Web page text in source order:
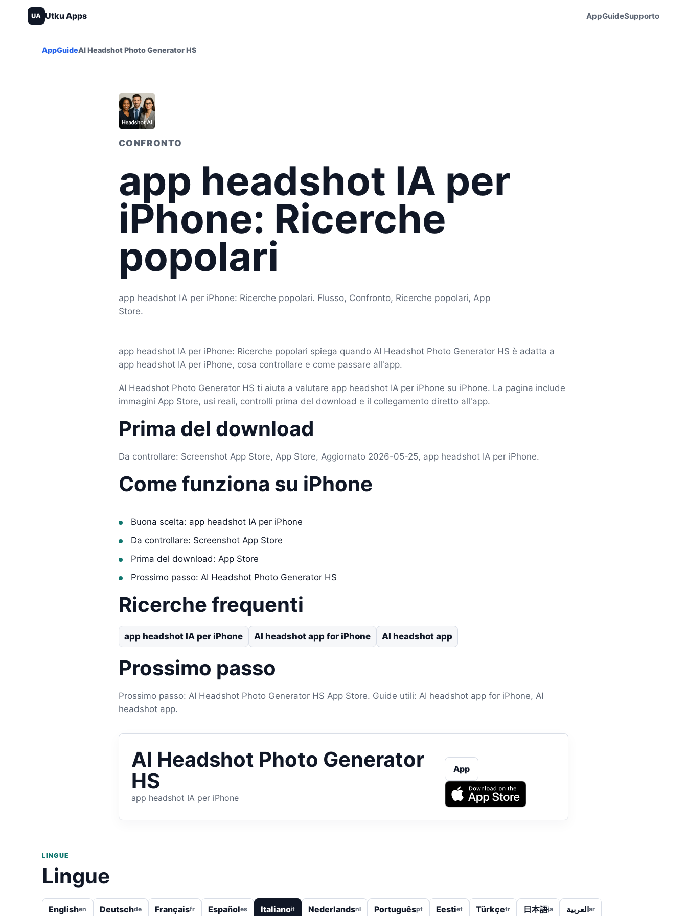
UA Utku Apps AppGuideSupporto
AppGuideAI Headshot Photo Generator HS
CONFRONTO
app headshot IA per
iPhone: Ricerche
popolari
app headshot IA per iPhone: Ricerche popolari. Flusso, Confronto, Ricerche popolari, App
Store.
app headshot IA per iPhone: Ricerche popolari spiega quando AI Headshot Photo Generator HS è adatta a
app headshot IA per iPhone, cosa controllare e come passare all'app.
AI Headshot Photo Generator HS ti aiuta a valutare app headshot IA per iPhone su iPhone. La pagina include
immagini App Store, usi reali, controlli prima del download e il collegamento diretto all'app.
Prima del download
Da controllare: Screenshot App Store, App Store, Aggiornato 2026-05-25, app headshot IA per iPhone.
Come funziona su iPhone
Buona scelta: app headshot IA per iPhone
Da controllare: Screenshot App Store
Prima del download: App Store
Prossimo passo: AI Headshot Photo Generator HS
Ricerche frequenti
app headshot IA per iPhone AI headshot app for iPhone AI headshot app
Prossimo passo
Prossimo passo: AI Headshot Photo Generator HS App Store. Guide utili: AI headshot app for iPhone, AI
headshot app.
AI Headshot Photo Generator
HS
app headshot IA per iPhone
App
LINGUE
Lingue
Englishen Deutschde Françaisfr Españoles Italianoit Nederlandsnl Portuguêspt Eestiet Türkçetr 日本語ja العربيةar